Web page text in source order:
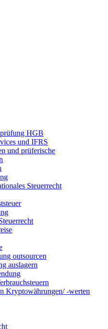
HGB
und IFRS
und prüferische
Steuerrecht
outsourcen
auslagern
Kryptowährungen/ -werten